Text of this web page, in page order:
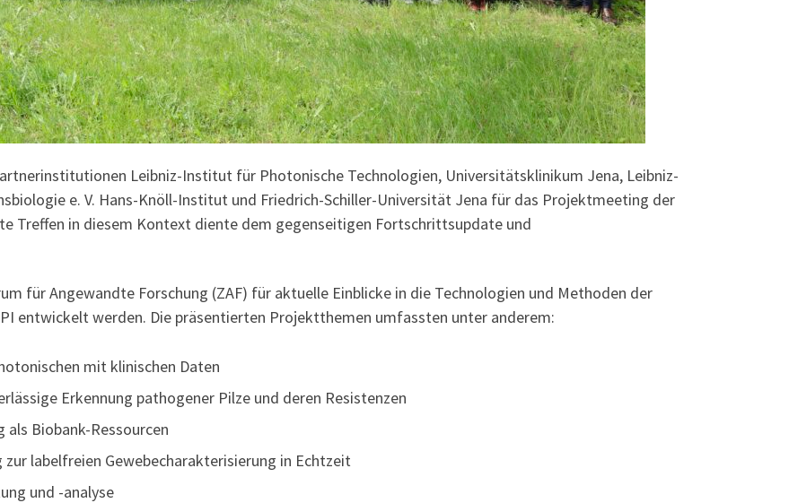
Leibniz-Institut für Photonische Technologien, Universitätsklinikum Jena, Leibniz-
e. V. Hans-Knöll-Institut und Friedrich-Schiller-Universität Jena für das Projektmeeting der
Treffen in diesem Kontext diente dem gegenseitigen Fortschrittsupdate und
für Angewandte Forschung (ZAF) für aktuelle Einblicke in die Technologien und Methoden der
entwickelt werden. Die präsentierten Projektthemen umfassten unter anderem:
mit klinischen Daten
Erkennung pathogener Pilze und deren Resistenzen
Biobank-Ressourcen
labelfreien Gewebecharakterisierung in Echtzeit
und -analyse